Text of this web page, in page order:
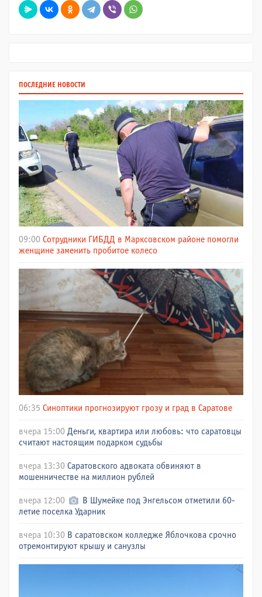
ПОСЛЕДНИЕ НОВОСТИ
09:00 Сотрудники ГИБДД в Марксовском районе помогли
женщине заменить пробитое колесо
06:35 Синоптики прогнозируют грозу и град в Саратове
вчера 15:00 Деньги, квартира или любовь: что саратовцы
считают настоящим подарком судьбы
вчера 13:30 Саратовского адвоката обвиняют в
мошенничестве на миллион рублей
вчера 12:00
В Шумейке под Энгельсом отметили 60-
летие поселка Ударник
вчера 10:30 В саратовском колледже Яблочкова срочно
отремонтируют крышу и санузлы